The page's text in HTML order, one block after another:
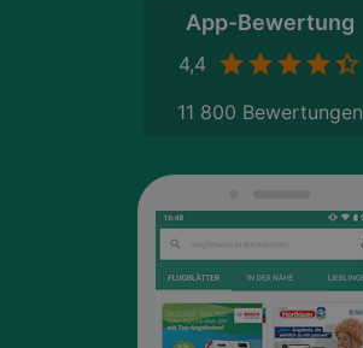
App-Bewertung
4,4
11 800 Bewertungen